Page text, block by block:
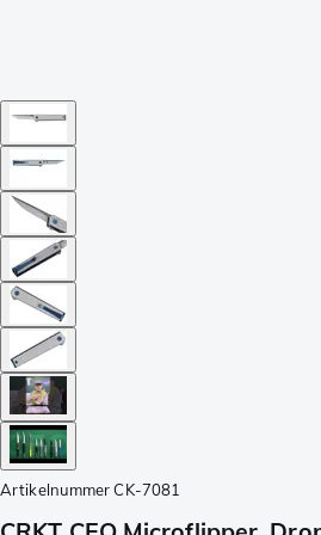
Artikelnummer CK-7081